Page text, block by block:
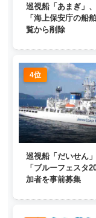
巡視船「あまぎ」
「海上保安庁の船
覧から削除
4位
巡視船「だいせん
「ブルーフェス
加者を事前募集